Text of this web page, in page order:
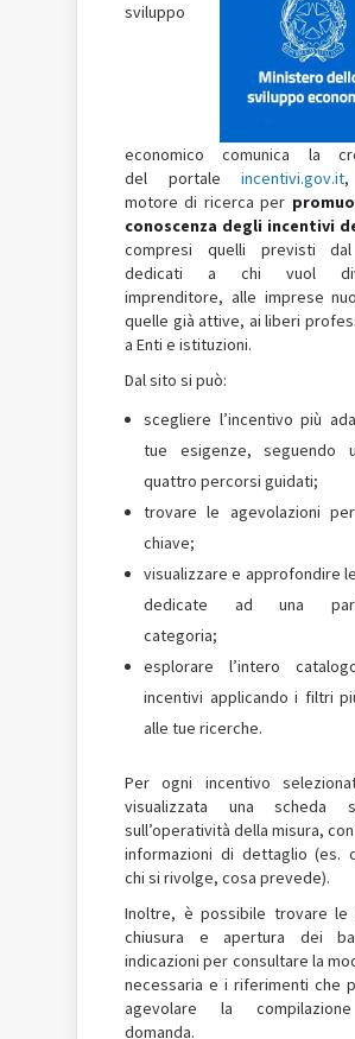
sviluppo
economico comunica la
del portaleincentivi.gov.it,
motore di ricerca per
conoscenza degli incentivi
compresi quelli previsti dal
dedicati a chi vuol
imprenditore, alle imprese
quelle già attive, ai liberi
a Enti e istituzioni.
Dal sito si può:
scegliere l’incentivo più
tue esigenze, seguendo
quattro percorsi guidati;
trovare le agevolazioni
chiave;
visualizzare e approfondire
dedicate ad una
categoria;
esplorare l’intero
incentivi applicando i filtri
alle tue ricerche.
Per ogni incentivo
visualizzata una scheda
sull’operatività della misura,
informazioni di dettaglio (es.
chi si rivolge, cosa prevede).
Inoltre, è possibile trovare le
chiusura e apertura dei
indicazioni per consultare la
necessaria e i riferimenti che
agevolare la
domanda.